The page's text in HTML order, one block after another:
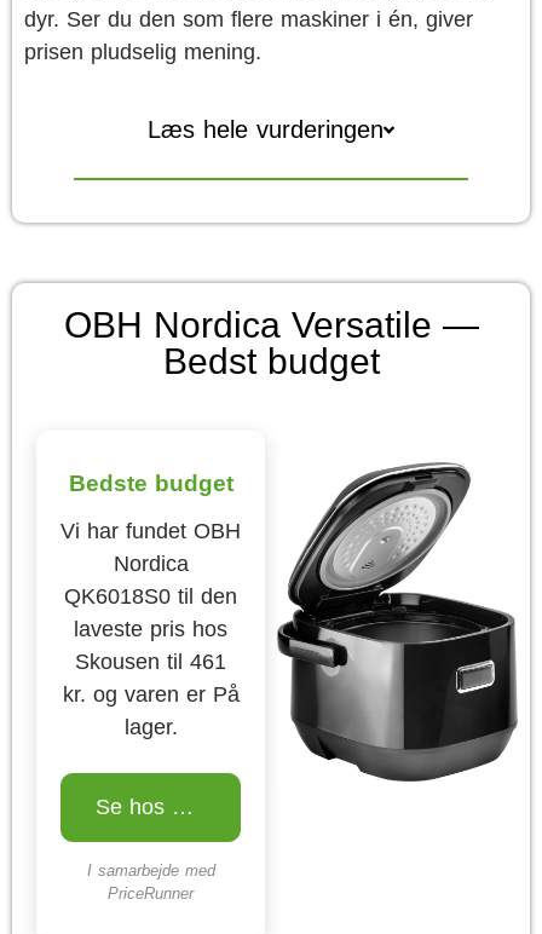
dyr. Ser du den som flere maskiner i én, giver
prisen pludselig mening.
Læs hele vurderingen
OBH Nordica Versatile —
Bedst budget
Bedste budget
Vi har fundet OBH
Nordica
QK6018S0 til den
laveste pris hos
Skousen til 461
kr. og varen er På
lager.
Se hos Skousen
I samarbejde med
PriceRunner